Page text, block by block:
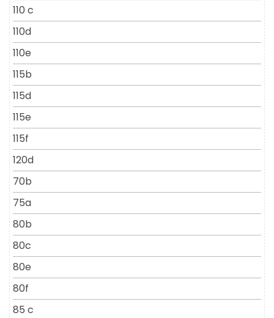
110 c
110d
110e
115b
115d
115e
115f
120d
70b
75a
80b
80c
80e
80f
85 c